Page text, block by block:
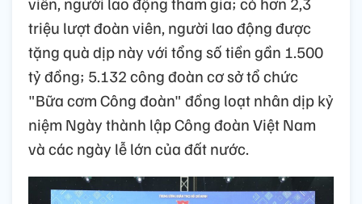
triệu lượt đoàn viên, người lao động được
tặng quà dịp này với tổng số tiền gần 1.500
tỷ đồng; 5.132 công đoàn cơ sở tổ chức
"Bữa cơm Công đoàn" đồng loạt nhân dịp kỷ
niệm Ngày thành lập Công đoàn Việt Nam
và các ngày lễ lớn của đất nước.